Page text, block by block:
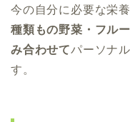
今の自分に必要な栄
種類もの野菜・フル
み合わせてパーソナ
す。